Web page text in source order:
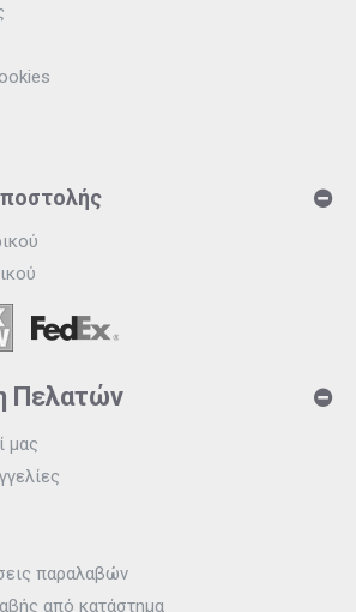
Πελατών
μας
παραλαβών
από κατάστημα